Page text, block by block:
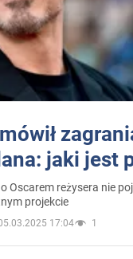
jaki jest
reżysera nie
projekcie
17:04 1